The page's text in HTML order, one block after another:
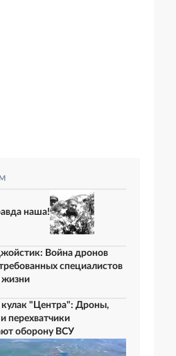
наша!
Война дронов
специалистов
"Центра": Дроны,
перехватчики
оборону ВСУ